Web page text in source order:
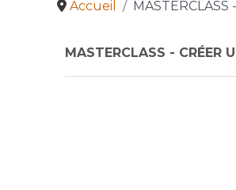
Accueil
MASTERCLASS - CRÉER